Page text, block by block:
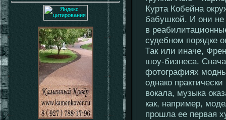
Курта Кобейна
бабушкой. И они не
в
судебном порядке
Так или иначе,
шоу-бизнеса.
фотографиях
однако
вокала, музыка
как, например,
прошла ее первая